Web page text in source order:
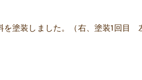
塗装しました。（右、塗装1回目